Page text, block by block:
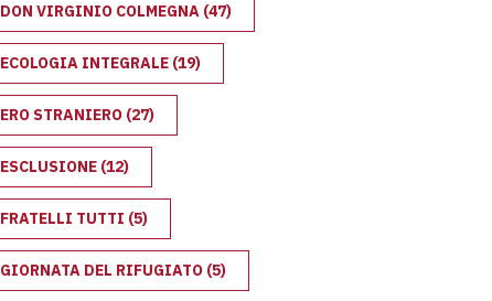
DON VIRGINIO COLMEGNA (47)
ECOLOGIA INTEGRALE (19)
ERO STRANIERO (27)
ESCLUSIONE (12)
FRATELLI TUTTI (5)
GIORNATA DEL RIFUGIATO (5)